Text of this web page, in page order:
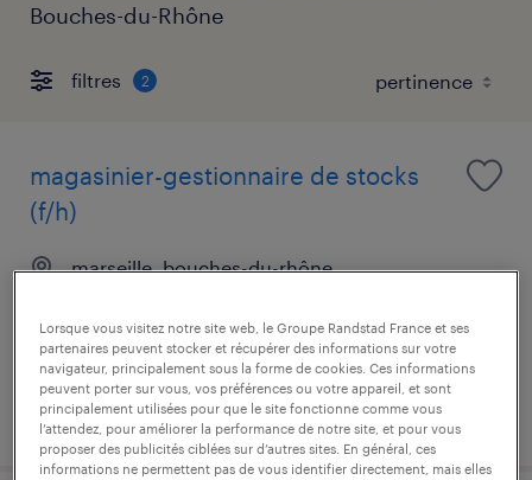
Bouches-du-Rhône
filtres 2
magasinier-gestionnaire de stocks
(f/h)
marseille, bouches-du-rhône
12,31 € par heure
publié le 17 juillet 2026
Lorsque vous visitez notre site web, le Groupe Randstad France et ses
partenaires peuvent stocker et récupérer des informations sur votre
navigateur, principalement sous la forme de cookies. Ces informations
peuvent porter sur vous, vos préférences ou votre appareil, et sont
principalement utilisées pour que le site fonctionne comme vous
l’attendez, pour améliorer la performance de notre site, et pour vous
proposer des publicités ciblées sur d’autres sites. En général, ces
informations ne permettent pas de vous identifier directement, mais elles